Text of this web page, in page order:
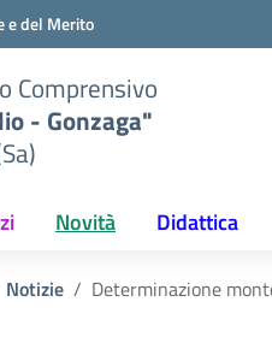
e del Merito
Comprensivo
- Gonzaga"
Novità Didattica
Notizie Determinazione